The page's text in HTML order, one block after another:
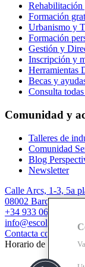
Formación
Urbanismo y
Formación
Gestión y
Inscripción y
Herramientas
Becas y
Consulta
Comunidad y
Talleres de
Comunidad
Blog
Newsletter
Calle Arcs, 1-3, 5a
08002 Barcelona
+34 933 067 844
info@escolasert.com
Contacta con
Horario de invierno: